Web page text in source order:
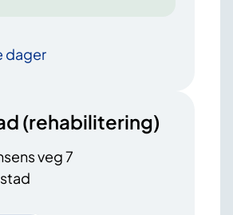
dager
(rehabilitering)
veg 7